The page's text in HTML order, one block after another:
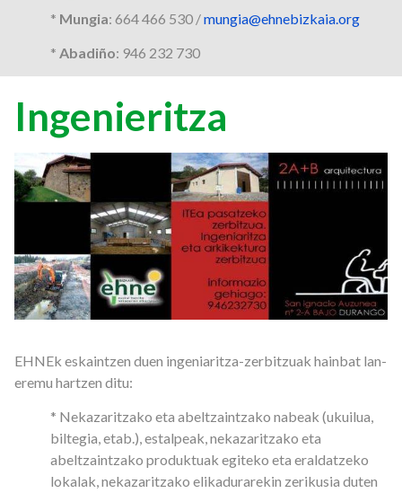
* Mungia: 664 466 530 /mungia@ehnebizkaia.org
* Abadiño: 946 232 730
Ingenieritza
EHNEk eskaintzen duen ingeniaritza-zerbitzuak hainbat lan-
eremu hartzen ditu:
* Nekazaritzako eta abeltzaintzako nabeak (ukuilua,
biltegia, etab.), estalpeak, nekazaritzako eta
abeltzaintzako produktuak egiteko eta eraldatzeko
lokalak, nekazaritzako elikadurarekin zerikusia duten